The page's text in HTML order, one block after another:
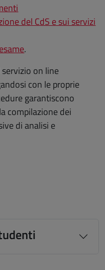
del CdS e sui servizi
.
on line
con le proprie
garantiscono
compilazione dei
di analisi e